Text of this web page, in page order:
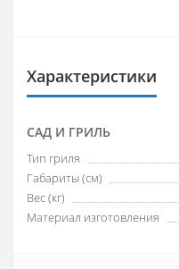
Характеристики
САД И ГРИЛЬ
Тип гриля
Габариты (см)
Вес (кг)
Материал изготовления